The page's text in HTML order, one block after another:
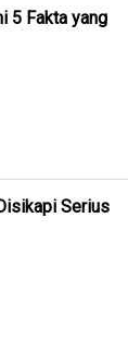
5 Fakta yang
Serius